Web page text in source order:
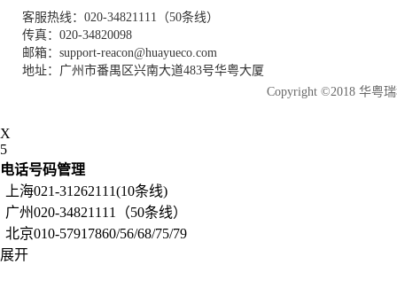
客服热线：020-34821111（50条线）
传真：020-34820098
邮箱：support-reacon@huayueco.com
地址：广州市番禺区兴南大道483号华粤大厦
Copyright ©2018 华粤
X
5
电话号码管理
上海021-31262111(10条线)
广州020-34821111（50条线）
北京010-57917860/56/68/75/79
展开